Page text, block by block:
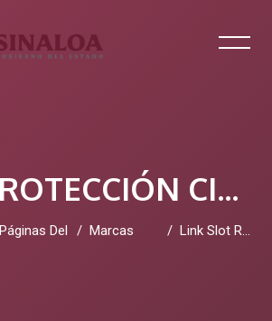
AULA PROTECCIÓN CIVIL SINALOA
Páginas Del SitioMarcas Link Slot Resmi